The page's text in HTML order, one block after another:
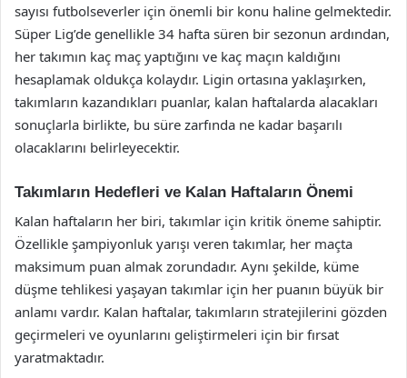
sayısı futbolseverler için önemli bir konu haline gelmektedir.
Süper Lig’de genellikle 34 hafta süren bir sezonun ardından,
her takımın kaç maç yaptığını ve kaç maçın kaldığını
hesaplamak oldukça kolaydır. Ligin ortasına yaklaşırken,
takımların kazandıkları puanlar, kalan haftalarda alacakları
sonuçlarla birlikte, bu süre zarfında ne kadar başarılı
olacaklarını belirleyecektir.
Takımların Hedefleri ve Kalan Haftaların Önemi
Kalan haftaların her biri, takımlar için kritik öneme sahiptir.
Özellikle şampiyonluk yarışı veren takımlar, her maçta
maksimum puan almak zorundadır. Aynı şekilde, küme
düşme tehlikesi yaşayan takımlar için her puanın büyük bir
anlamı vardır. Kalan haftalar, takımların stratejilerini gözden
geçirmeleri ve oyunlarını geliştirmeleri için bir fırsat
yaratmaktadır.